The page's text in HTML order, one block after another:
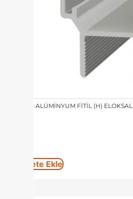
8 MM ALÜMİNYUM FİTİL (H) ELOKSAL
Sepete Ekle